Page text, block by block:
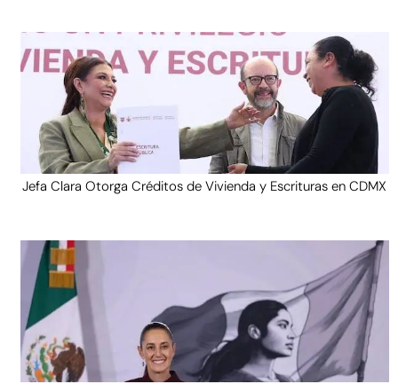
Jefa Clara Otorga Créditos de Vivienda y Escrituras en CDMX